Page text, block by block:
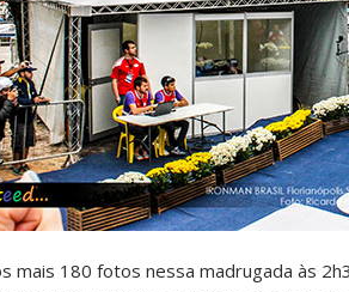
mais 180 fotos nessa madrugada às